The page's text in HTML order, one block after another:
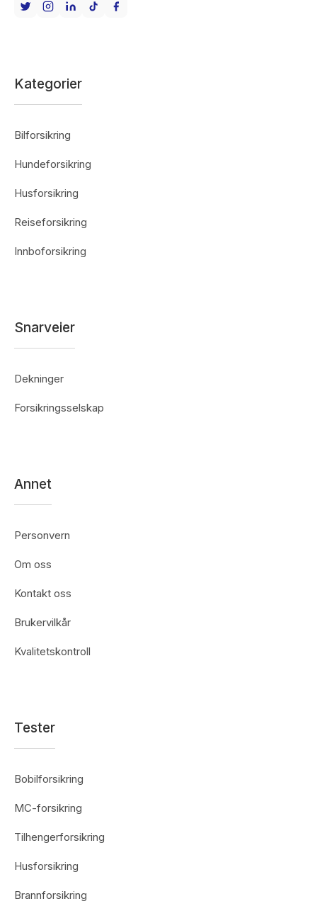
Kategorier
Bilforsikring
Hundeforsikring
Husforsikring
Reiseforsikring
Innboforsikring
Snarveier
Dekninger
Forsikringsselskap
Annet
Personvern
Om oss
Kontakt oss
Brukervilkår
Kvalitetskontroll
Tester
Bobilforsikring
MC-forsikring
Tilhengerforsikring
Husforsikring
Brannforsikring